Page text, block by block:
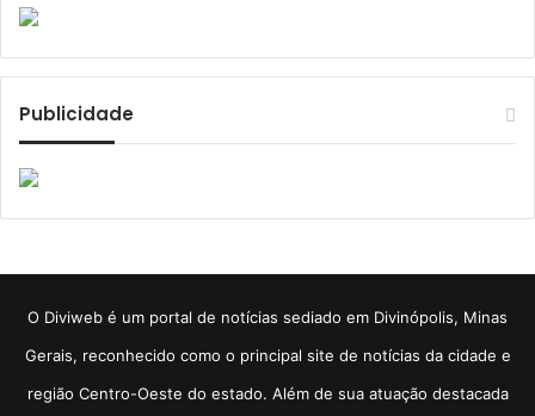
Publicidade
​O Diviweb é um portal de notícias sediado em Divinópolis, Minas
Gerais, reconhecido como o principal site de notícias da cidade e
região Centro-Oeste do estado. Além de sua atuação destacada